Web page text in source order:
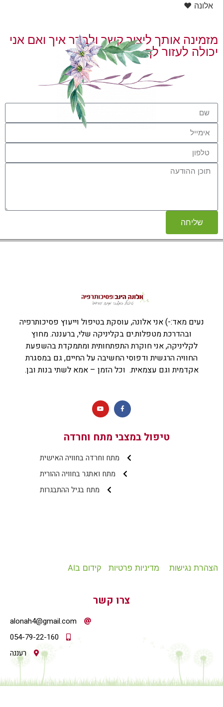
אלונה ♥
מזמינה אותך ליצור קשר ולברר איך ואם אני
יכולה לעזור לך
שליחה
נעים מאד:-) אני אלונה, עוסקת בטיפול וייעוץ פסיכותרפיה
ובהדרכת מטפלות.ים בקליניקה שלי, ברעננה. מחוץ
לקליניקה, אני חוקרת התפתחותית ומתמקדת בהשפעת
החוויה הרגשית ודפוסי החשיבה על החיים, גם במסגרת
אקדמית וגם עצמאית. וכל הזמן – אמא לשתי בנות ובן.
טיפול במצבי מתח וחרדה
מתח וחרדה בחוויה האישית
מתח ואתגר בחוויה ההורית
מתח בגיל ההתבגרות
הצהרת נגישות מדיניות פרטיות קידום בAI
צרו קשר
alonah4@gmail.com
054-79-22-160
רעננה